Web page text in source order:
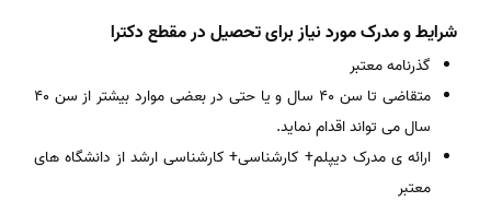
شرایط و مدرک مورد نیاز برای تحصیل در مقطع دکترا
گذرنامه معتبر
متقاضی تا سن ۴۰ سال و یا حتی در بعضی موارد بیشتر از سن ۴۰
سال می تواند اقدام نماید.
ارائه ی مدرک دیپلم+ کارشناسی+ کارشناسی ارشد از دانشگاه های
معتبر